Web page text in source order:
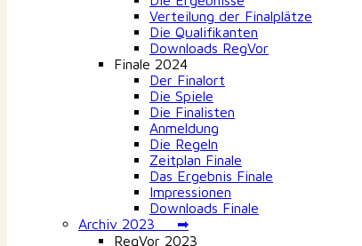
Verteilung der Finalplätze
Die Qualifikanten
Downloads RegVor
Finale 2024
Der Finalort
Die Spiele
Die Finalisten
Anmeldung
Die Regeln
Zeitplan Finale
Das Ergebnis Finale
Impressionen
Downloads Finale
Archiv 2023 ➡
RegVor 2023